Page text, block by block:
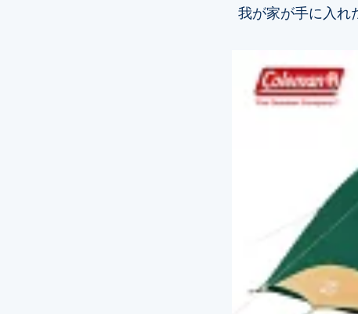
我が家が手に入れ